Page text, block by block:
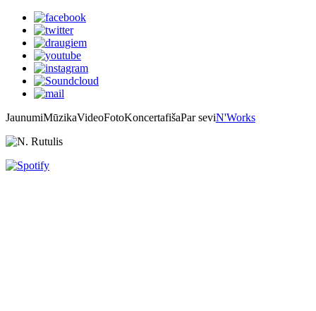
JaunumiMūzikaVideoFotoKoncertafišaPar seviN'Works